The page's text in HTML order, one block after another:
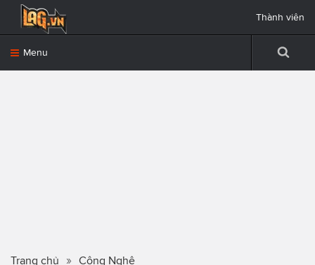
Menu
Thành viên
Trang chủ Công Nghệ